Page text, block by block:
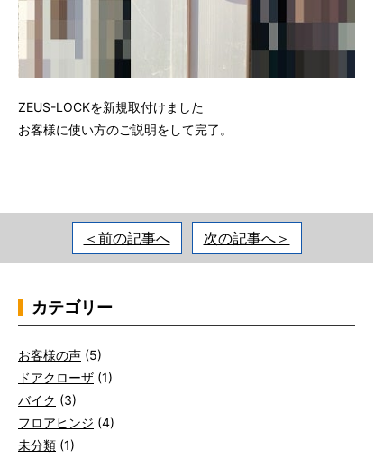
ZEUS-LOCKを新規取付けました
お客様に使い方のご説明をして完了。
＜前の記事へ 次の記事へ＞
カテゴリー
お客様の声 (5)
ドアクローザ (1)
バイク (3)
フロアヒンジ (4)
未分類 (1)